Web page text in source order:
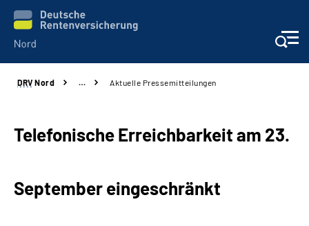
Aktuelles
Services
DRV Nord … Aktuelle Pressemitteilungen
Telefonische Erreichbarkeit am 23.
September eingeschränkt